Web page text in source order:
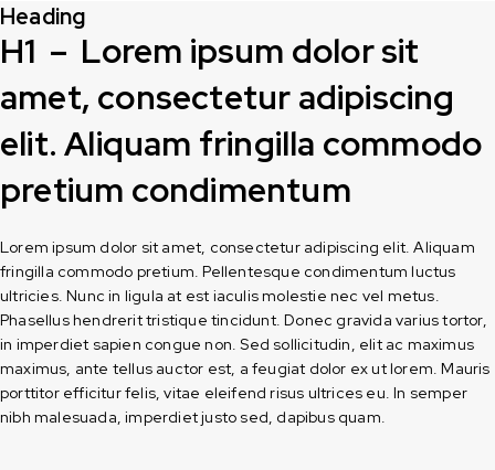
Heading
H1 – Lorem ipsum dolor sit
amet, consectetur adipiscing
elit. Aliquam fringilla commodo
pretium condimentum
Lorem ipsum dolor sit amet, consectetur adipiscing elit. Aliquam
fringilla commodo pretium. Pellentesque condimentum luctus
ultricies. Nunc in ligula at est iaculis molestie nec vel metus.
Phasellus hendrerit tristique tincidunt. Donec gravida varius tortor,
in imperdiet sapien congue non. Sed sollicitudin, elit ac maximus
maximus, ante tellus auctor est, a feugiat dolor ex ut lorem. Mauris
porttitor efficitur felis, vitae eleifend risus ultrices eu. In semper
nibh malesuada, imperdiet justo sed, dapibus quam.